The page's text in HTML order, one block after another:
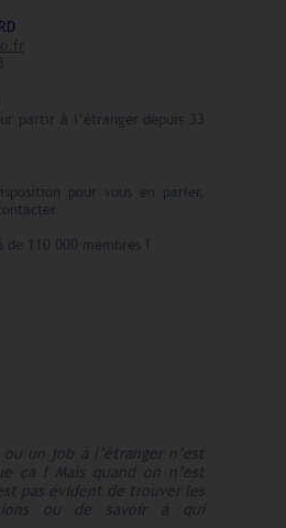
partir à l’étranger depuis 33
pour vous en parler,
de 110 000 membres !
ou un job à l’étranger n’est
ça ! Mais quand on n’est
pas évident de trouver les
ou de savoir à qui